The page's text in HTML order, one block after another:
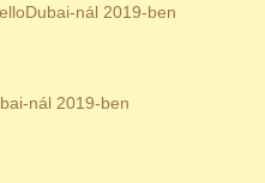
nál 2019-ben
nál 2019-ben